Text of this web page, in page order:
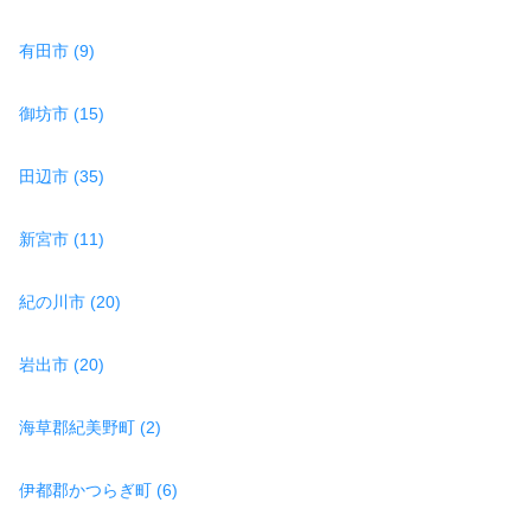
有田市 (9)
御坊市 (15)
田辺市 (35)
新宮市 (11)
紀の川市 (20)
岩出市 (20)
海草郡紀美野町 (2)
伊都郡かつらぎ町 (6)